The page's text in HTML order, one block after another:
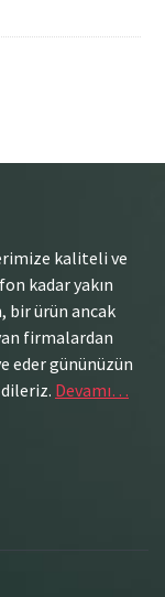
kaliteli ve
kadar yakın
bir ürün ancak
firmalardan
eder gününüzün
Devamı…